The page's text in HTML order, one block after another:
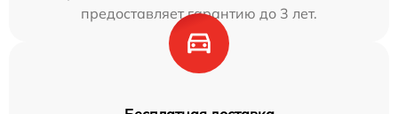
предоставляет гарантию до 3 лет.